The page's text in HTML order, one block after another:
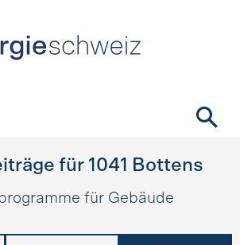
für 1041 Bottens
für Gebäude